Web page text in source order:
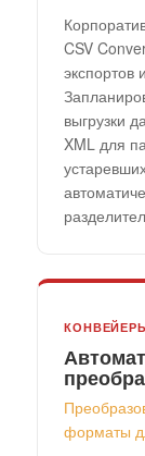
CSV
экспортов
выгрузки
XML для
форматы